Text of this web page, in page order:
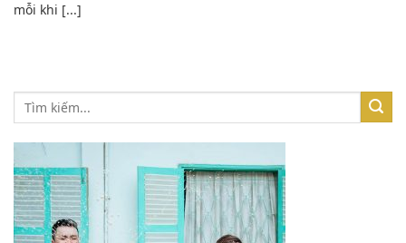
mỗi khi [...]